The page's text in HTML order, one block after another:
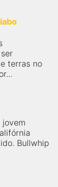
terras no
jovem
Bullwhip